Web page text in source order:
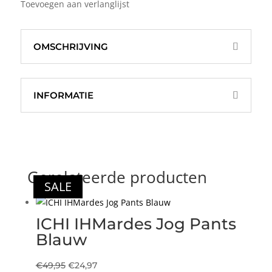
aantal
Toevoegen aan verlanglijst
OMSCHRIJVING
INFORMATIE
Gerelateerde producten
SALE
ICHI IHMardes Jog Pants
Blauw
€49,95 Oorspronkelijke
€24,97Huidige
SALE
SALE
SALE